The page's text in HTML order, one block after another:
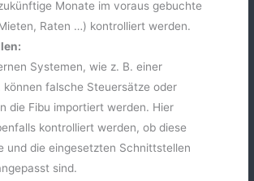
Monate im voraus gebuchte
Raten …) kontrolliert werden.
Systemen, wie z. B. einer
können falsche Steuersätze oder
die Fibu importiert werden. Hier
kontrolliert werden, ob diese
und die eingesetzten Schnittstellen
sind.